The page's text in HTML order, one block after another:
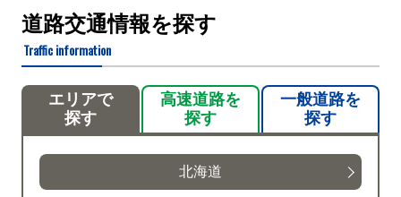
道路交通情報を探す
Traffic information
エリアで
探す
高速道路を
探す
一般道路を
探す
北海道